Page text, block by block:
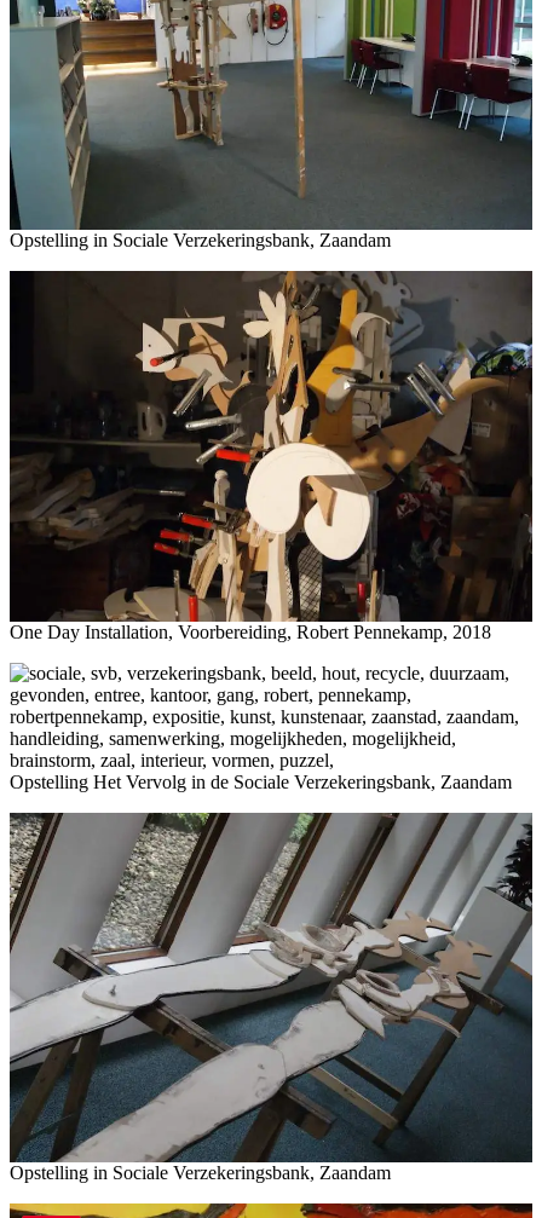
Opstelling in Sociale Verzekeringsbank, Zaandam
One Day Installation, Voorbereiding, Robert Pennekamp, 2018
Opstelling Het Vervolg in de Sociale Verzekeringsbank, Zaandam
Opstelling in Sociale Verzekeringsbank, Zaandam